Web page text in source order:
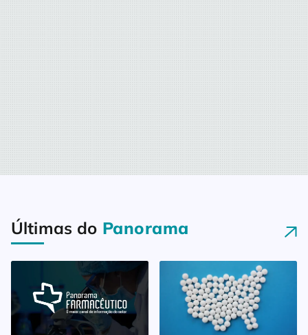
nosso melhor diariamente, nos
Últimas do Panorama